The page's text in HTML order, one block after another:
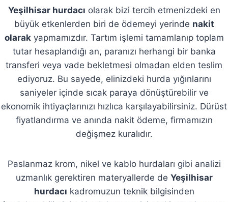
Yeşilhisar hurdacı olarak bizi tercih etmenizdeki en
büyük etkenlerden biri de ödemeyi yerinde nakit
olarakyapmamızdır. Tartım işlemi tamamlanıp toplam
tutar hesaplandığı an, paranızı herhangi bir banka
transferi veya vade bekletmesi olmadan elden teslim
ediyoruz. Bu sayede, elinizdeki hurda yığınlarını
saniyeler içinde sıcak paraya dönüştürebilir ve
ekonomik ihtiyaçlarınızı hızlıca karşılayabilirsiniz. Dürüst
fiyatlandırma ve anında nakit ödeme, firmamızın
değişmez kuralıdır.
Paslanmaz krom, nikel ve kablo hurdaları gibi analizi
uzmanlık gerektiren materyallerde de Yeşilhisar
hurdacı kadromuzun teknik bilgisinden